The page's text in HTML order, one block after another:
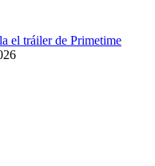
el tráiler de Primetime